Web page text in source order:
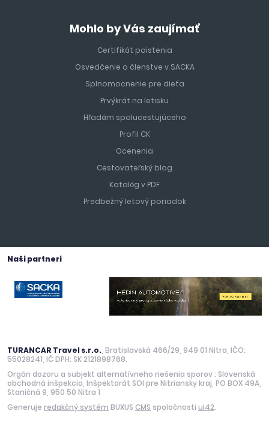
Mohlo by Vás zaujímať
Certifikát poistenia
Osvedčenie o členstve v SACKA
Splnomocnenie pre dieťa
Prvýkrát na letisku
Hľadám spolucestujúceho
Profil CK
Ocenenia
Cestovateľský blog
Katalóg v PDF
Predbežný letový poriadok
Naši partneri
TURANCAR Travel s.r.o. , Bratislavská 466/29, 949 01 Nitra, IČO:
55028241, IČ DPH: SK 2121898768.
Orgán dozoru a subjekt alternatívneho riešenia sporov : Slovenská
obchodná inšpekcia, Inšpektorát SOI pre Nitriansky kraj, PO BOX 49A,
Staničná 9, 950 50 Nitra 1
Generuje redakčný systém BUXUS CMS spoločnosti ui42.